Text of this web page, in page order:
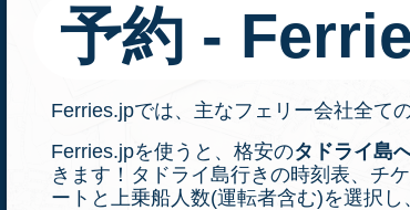
予約 -
Ferries.jpでは、主なフェリー会社全て
Ferries.jpを使うと、格安のタドライ島
きます！タドライ島行きの時刻表、チ
ートと上乗船人数(運転者含む)を選択